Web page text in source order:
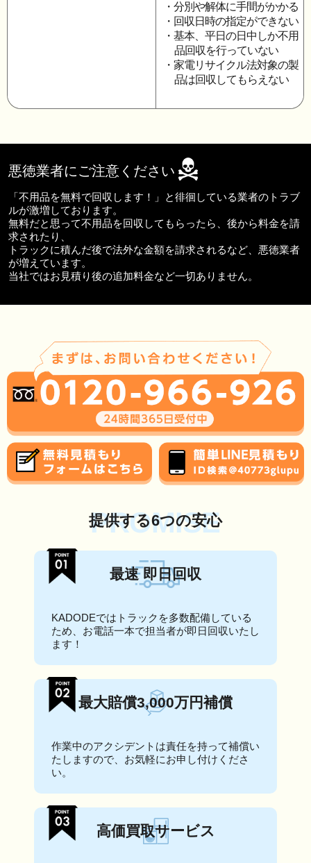
・分別や解体に手間がかかる
・回収日時の指定ができない
・基本、平日の日中しか不用
品回収を行っていない
・家電リサイクル法対象の製
品は回収してもらえない
悪徳業者にご注意ください
「不用品を無料で回収します！」と徘徊している業者のトラブ
ルが激増しております。
無料だと思って不用品を回収してもらったら、後から料金を請
求されたり、
トラックに積んだ後で法外な金額を請求されるなど、悪徳業者
が増えています。
当社ではお見積り後の追加料金など一切ありません。
PROMISE
提供する6つの安心
最速 即日回収
KADODEではトラックを多数配備している
ため、お電話一本で担当者が即日回収いたし
ます！
最大賠償3,000万円補償
作業中のアクシデントは責任を持って補償い
たしますので、お気軽にお申し付けくださ
い。
高価買取サービス